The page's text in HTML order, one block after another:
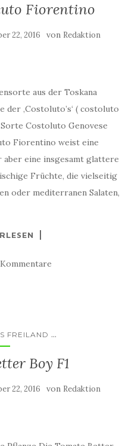
Fiorentino
22, 2016 von Redaktion
aus der Toskana
der ‚Costoluto’s‘ ( costoluto
Costoluto Genovese
Fiorentino weist eine
eine insgesamt glattere
Früchte, die vielseitig
oder mediterranen Salaten,
FREILAND ...
Boy F1
22, 2016 von Redaktion